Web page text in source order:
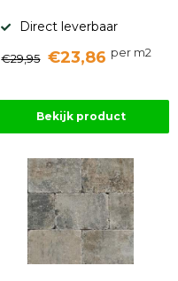
Direct leverbaar
€29,95 €23,86 per m2
Bekijk product